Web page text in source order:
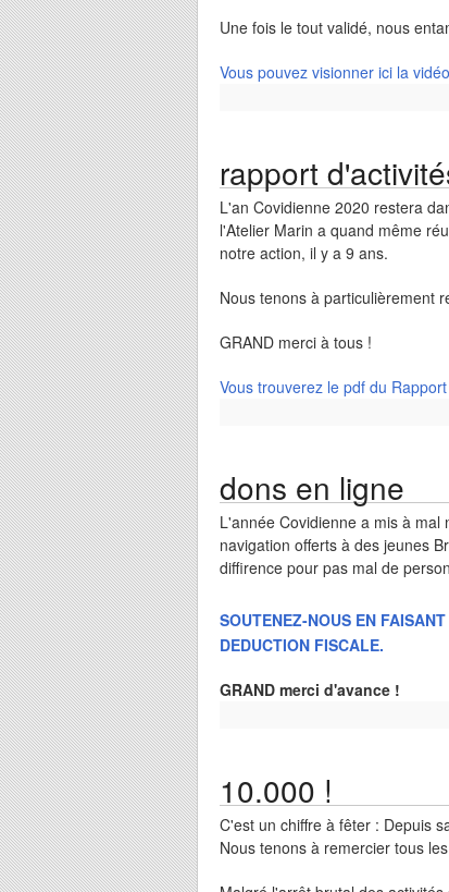
Une fois le tout validé, nous
Vous pouvez visionner ici la
rapport
L'an Covidienne 2020 restera
l'Atelier Marin a quand même
notre action, il y a 9 ans.
Nous tenons à particulièrement
GRAND merci à tous !
Vous trouverez le pdf du
dons en ligne
L'année Covidienne a mis à
navigation offerts à des jeunes
diffirence pour pas mal de
SOUTENEZ-NOUS EN
DEDUCTION FISCALE.
GRAND merci d'avance !
10.000 !
C'est un chiffre à fêter : Depuis
Nous tenons à remercier tous